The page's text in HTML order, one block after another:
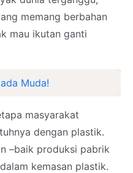
memang berbahan
mau ikutan ganti
Muda!
masyarakat
dengan plastik.
–baik produksi pabrik
kemasan plastik.